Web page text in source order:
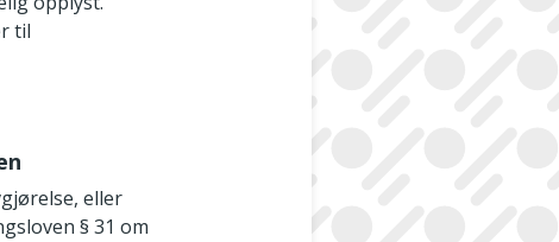
til
eller
§ 31 om